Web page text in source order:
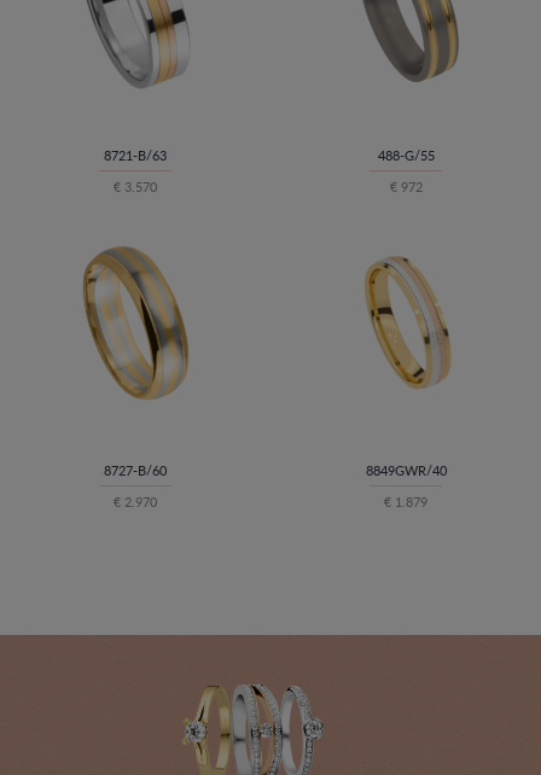
8721-B/63
€ 3.570
488-G/55
€ 972
8727-B/60
€ 2.970
8849GWR/40
€ 1.879